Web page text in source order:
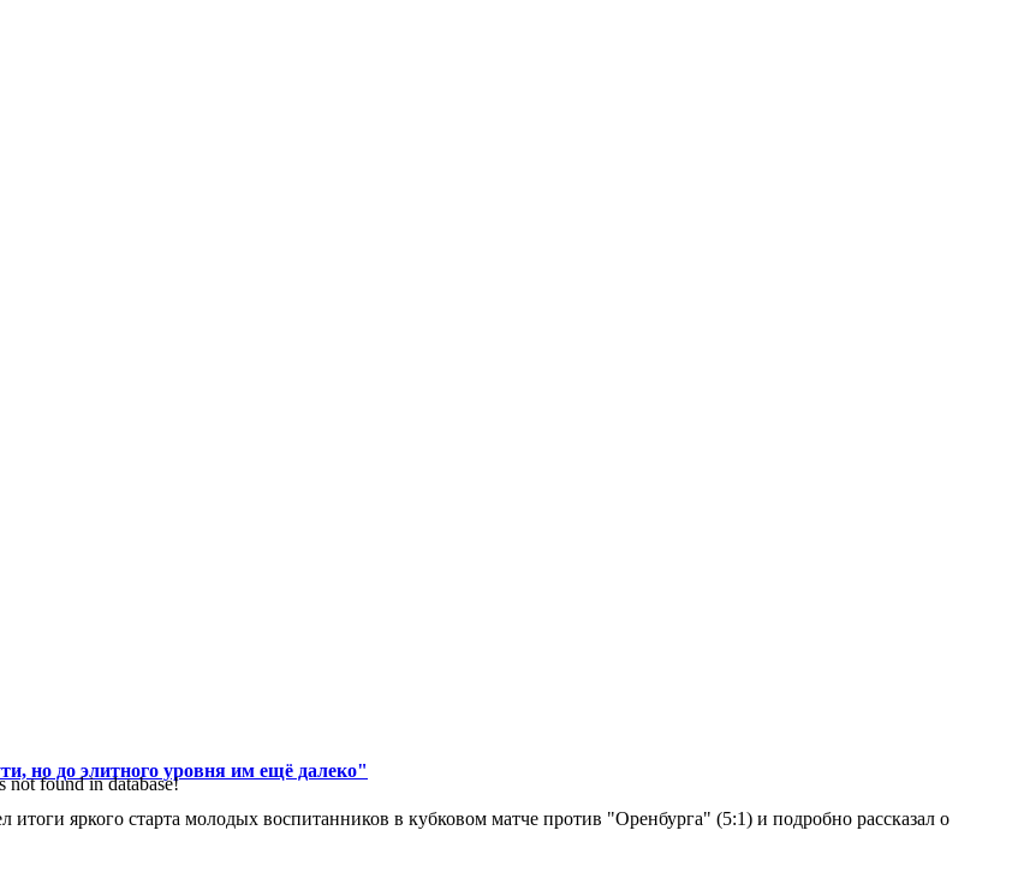
но до элитного уровня им ещё далеко"
яркого старта молодых воспитанников в кубковом матче против "Оренбурга" (5:1) и подробно рассказал о
not found in database!